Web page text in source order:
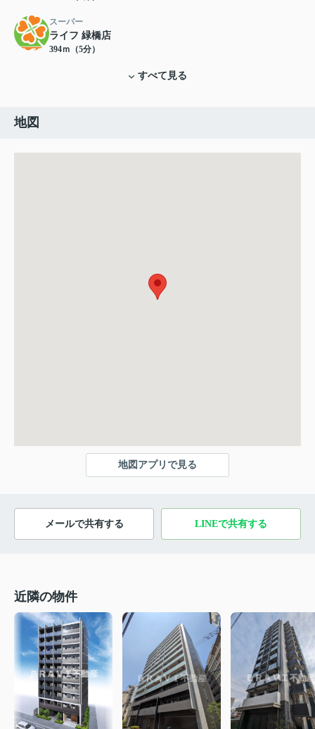
スーパー
ライフ 緑橋店
394ｍ（5分）
すべて見る
地図
地図アプリで見る
メールで共有する LINEで共有する
近隣の物件